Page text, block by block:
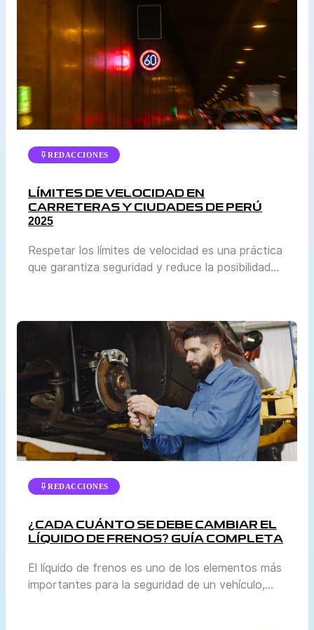
REDACCIONES
LÍMITES DE VELOCIDAD EN
CARRETERAS Y CIUDADES DE PERÚ
2025
Respetar los límites de velocidad es una práctica
que garantiza seguridad y reduce la posibilidad
tránsito en cada región. El Ministerio de
Transportes y Comunicaciones (MTC) y la
Superintendencia de Transporte Terrestre de […]
REDACCIONES
¿CADA CUÁNTO SE DEBE CAMBIAR EL
LÍQUIDO DE FRENOS? GUÍA COMPLETA
El líquido de frenos es uno de los elementos más
importantes para la seguridad de un vehículo,